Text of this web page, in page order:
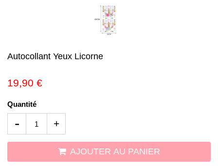
Autocollant Yeux Licorne
19,90 €
Quantité
+
-
AJOUTER AU PANIER